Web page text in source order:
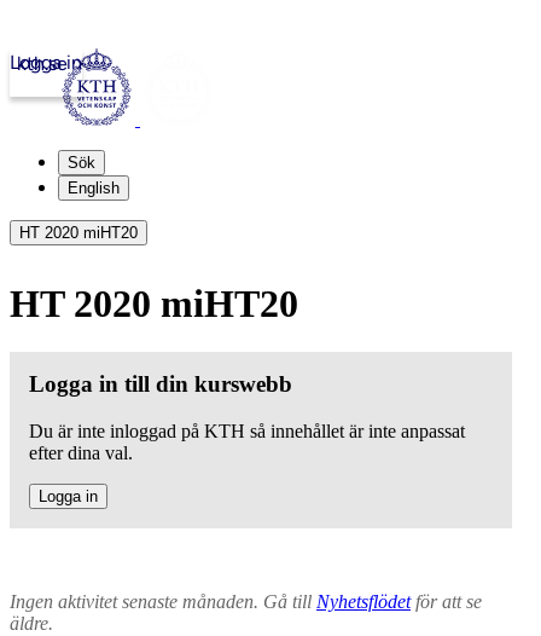
kth.se
Logga in
Sök
English
HT 2020 miHT20
HT 2020 miHT20
Logga in till din kurswebb
Du är inte inloggad på KTH så innehållet är inte anpassat
efter dina val.
Logga in
Ingen aktivitet senaste månaden. Gå till Nyhetsflödetför att se
äldre.